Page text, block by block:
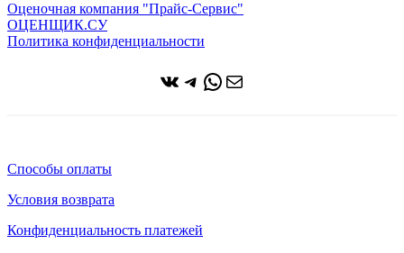
Оценочная компания "Прайс-Сервис"
ОЦЕНЩИК.СУ
Политика конфиденциальности
ВКонтакте
Telegram
WhatsApp
Почта
Способы оплаты
Условия возврата
Конфиденциальность платежей